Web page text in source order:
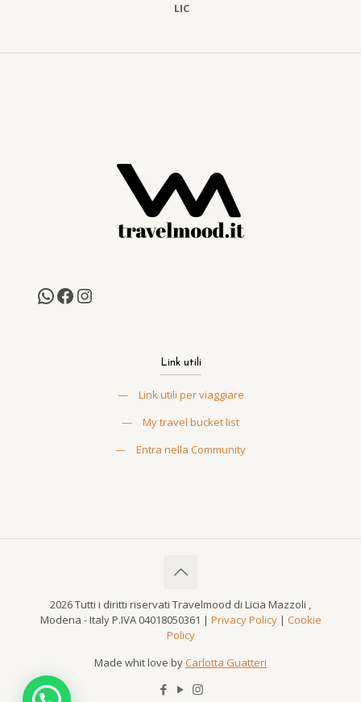
LIC
Link utili
—
Link utili per viaggiare
—
My travel bucket list
—
Entra nella Community
2026 Tutti i diritti riservati Travelmood di Licia Mazzoli ,
Modena - Italy P.IVA 04018050361 | Privacy Policy| Cookie
Policy
Made whit love by Carlotta Guatteri
Serve aiuto?